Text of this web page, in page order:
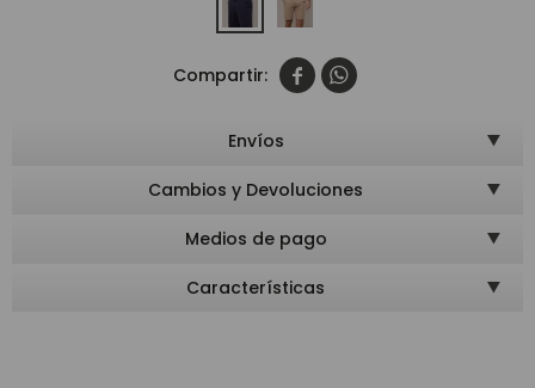
 
Envíos
Cambios y Devoluciones
Medios de pago
Características